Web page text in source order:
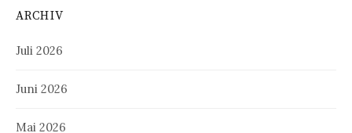
ARCHIV
Juli 2026
Juni 2026
Mai 2026